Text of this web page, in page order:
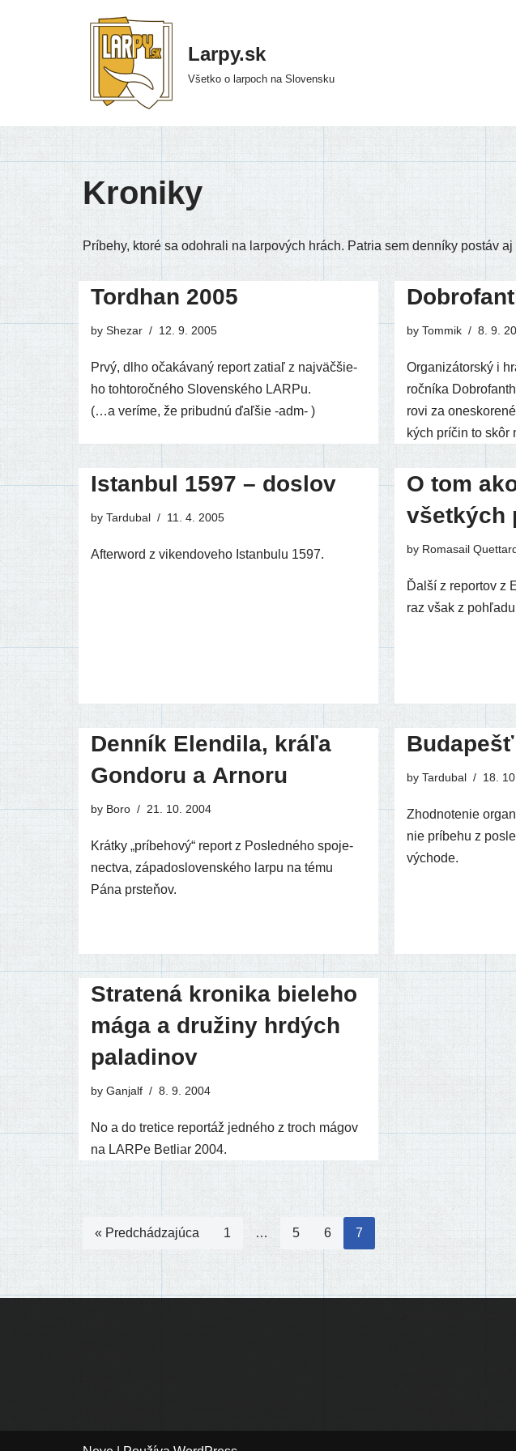
Larpy.sk
Všetko o larpoch na Slovensku
Kroniky
Príbehy, kto­ré sa odo­hra­li na lar­po­vých hrách. Patria sem den­ní­ky postáv
Tordhan 2005
by Shezar 12. 9. 2005
Prvý, dlho oča­ká­va­ný report zatiaľ z naj­väč­šie­
ho toh­to­roč­né­ho Slovenského LARPu.
(…a verí­me, že pri­bud­nú ďaľ­šie ‑adm- )
by Tommik 8. 9.
Organizátorský i
roč­ní­ka
ro­vi za
kých prí­čin to skôr
Istanbul 1597 – doslov
by Tardubal 11. 4. 2005
Afterword z viken­do­ve­ho Istanbulu 1597.
O tom
všetkých
by Romasail
Ďalší z repor­tov z
raz však z
Denník Elendila, kráľa
Gondoru a Arnoru
by Boro 21. 10. 2004
Krátky „prí­be­ho­vý“ report z Posledného spo­je­
nec­tva, zápa­do­slo­ven­ské­ho lar­pu na tému
Pána prsteňov.
by Tardubal 18.
Zhodnotenie
nie prí­be­hu z
východe.
Stratená kronika bieleho
mága a družiny hrdých
paladinov
by Ganjalf 8. 9. 2004
No a do tre­ti­ce repor­táž jed­né­ho z troch mágov
na LARPe Betliar 2004.
« Predchádzajúca 1 … 5 6 7